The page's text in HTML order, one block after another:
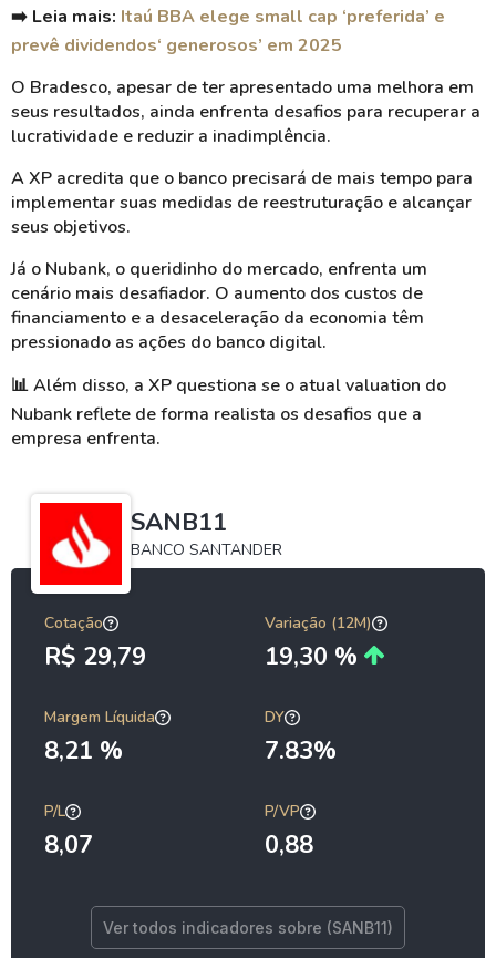
➡️ Leia mais: Itaú BBA elege small cap ‘preferida’ e
prevê dividendos‘ generosos’ em 2025
O Bradesco, apesar de ter apresentado uma melhora em
seus resultados, ainda enfrenta desafios para recuperar a
lucratividade e reduzir a inadimplência.
A XP acredita que o banco precisará de mais tempo para
implementar suas medidas de reestruturação e alcançar
seus objetivos.
Já o Nubank, o queridinho do mercado, enfrenta um
cenário mais desafiador. O aumento dos custos de
financiamento e a desaceleração da economia têm
pressionado as ações do banco digital.
📊Além disso, a XP questiona se o atual valuation do
Nubank reflete de forma realista os desafios que a
empresa enfrenta.
SANB11
BANCO SANTANDER
Cotação
R$ 29,79
Variação (12M)
19,30 %
Margem Líquida
8,21 %
DY
7.83%
P/L
8,07
P/VP
0,88
Ver todos indicadores sobre (SANB11)